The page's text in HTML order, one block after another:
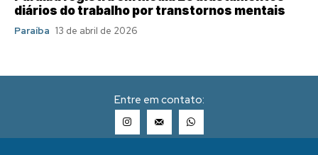
diários do trabalho por transtornos mentais
Paraíba 13 de abril de 2026
Entre em contato: